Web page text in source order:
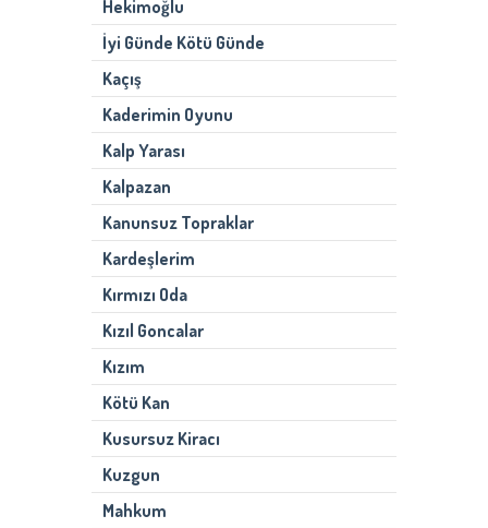
Hekimoğlu
İyi Günde Kötü Günde
Kaçış
Kaderimin Oyunu
Kalp Yarası
Kalpazan
Kanunsuz Topraklar
Kardeşlerim
Kırmızı Oda
Kızıl Goncalar
Kızım
Kötü Kan
Kusursuz Kiracı
Kuzgun
Mahkum